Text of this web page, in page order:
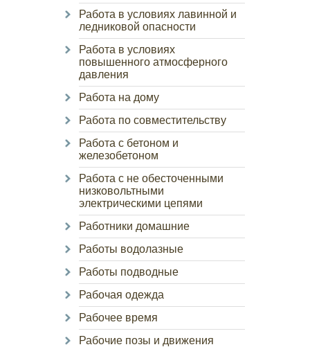
Работа в условиях лавинной и
ледниковой опасности
Работа в условиях
повышенного атмосферного
давления
Работа на дому
Работа по совместительству
Работа с бетоном и
железобетоном
Работа с не обесточенными
низковольтными
электрическими цепями
Работники домашние
Работы водолазные
Работы подводные
Рабочая одежда
Рабочее время
Рабочие позы и движения